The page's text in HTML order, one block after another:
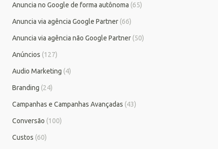
Anuncia no Google de forma autônoma (65)
Anuncia via agência Google Partner (66)
Anuncia via agência não Google Partner (50)
Anúncios (127)
Audio Marketing (4)
Branding (24)
Campanhas e Campanhas Avançadas (43)
Conversão (100)
Custos (60)